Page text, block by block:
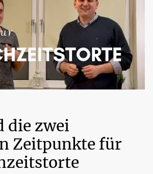
die zwei
Zeitpunkte für